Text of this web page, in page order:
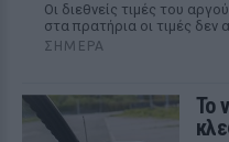
Οι διεθνείς τιμές του
στα πρατήρια οι τιμές δεν
ΣΉΜΕΡΑ
Το